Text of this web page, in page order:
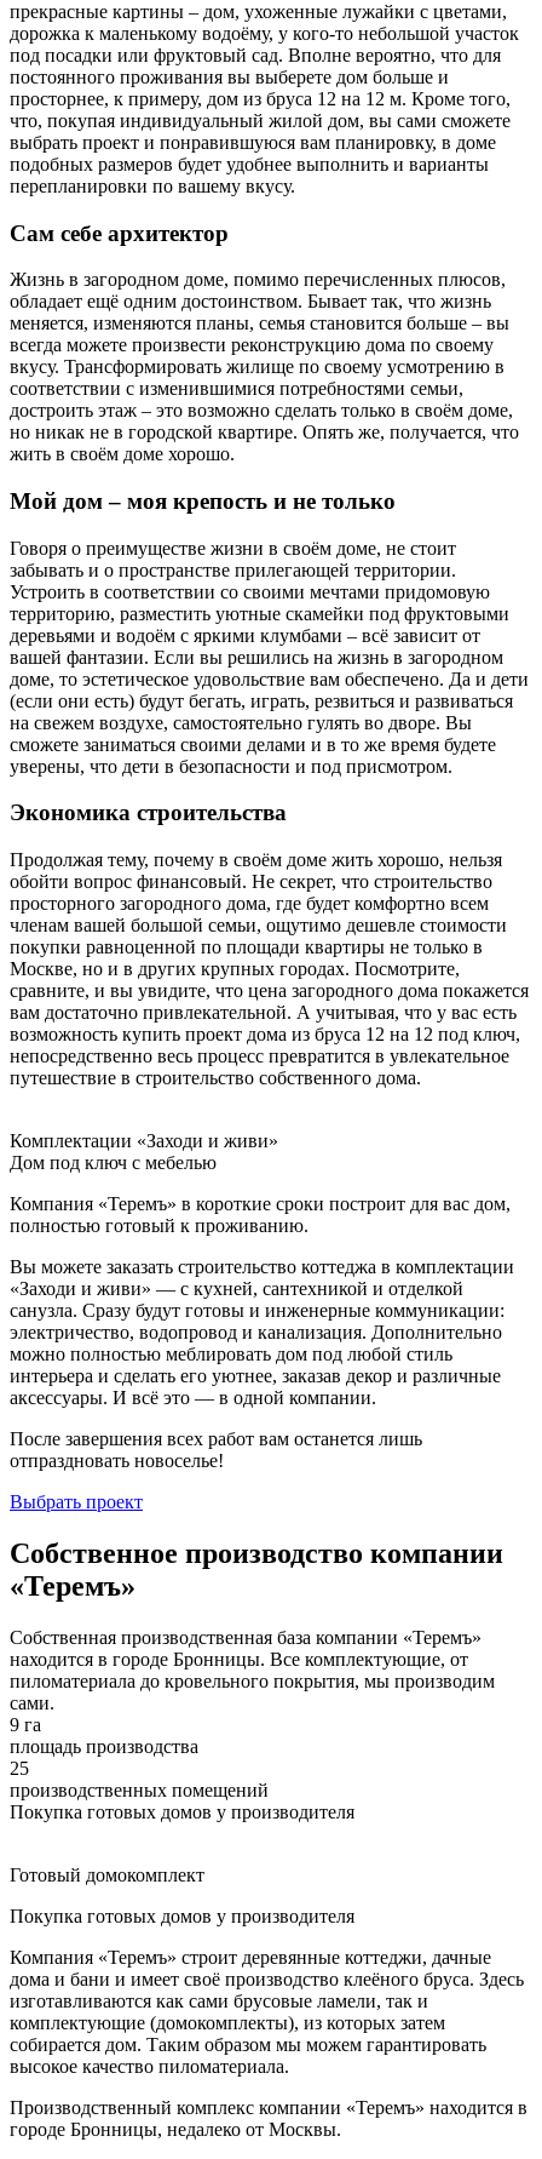
прекрасные картины ‒ дом, ухоженные лужайки с цветами,
дорожка к маленькому водоёму, у кого-то небольшой участок
под посадки или фруктовый сад. Вполне вероятно, что для
постоянного проживания вы выберете дом больше и
просторнее, к примеру, дом из бруса 12 на 12 м. Кроме того,
что, покупая индивидуальный жилой дом, вы сами сможете
выбрать проект и понравившуюся вам планировку, в доме
подобных размеров будет удобнее выполнить и варианты
перепланировки по вашему вкусу.
Сам себе архитектор
Жизнь в загородном доме, помимо перечисленных плюсов,
обладает ещё одним достоинством. Бывает так, что жизнь
меняется, изменяются планы, семья становится больше ‒ вы
всегда можете произвести реконструкцию дома по своему
вкусу. Трансформировать жилище по своему усмотрению в
соответствии с изменившимися потребностями семьи,
достроить этаж ‒ это возможно сделать только в своём доме,
но никак не в городской квартире. Опять же, получается, что
жить в своём доме хорошо.
Мой дом ‒ моя крепость и не только
Говоря о преимуществе жизни в своём доме, не стоит
забывать и о пространстве прилегающей территории.
Устроить в соответствии со своими мечтами придомовую
территорию, разместить уютные скамейки под фруктовыми
деревьями и водоём с яркими клумбами ‒ всё зависит от
вашей фантазии. Если вы решились на жизнь в загородном
доме, то эстетическое удовольствие вам обеспечено. Да и дети
(если они есть) будут бегать, играть, резвиться и развиваться
на свежем воздухе, самостоятельно гулять во дворе. Вы
сможете заниматься своими делами и в то же время будете
уверены, что дети в безопасности и под присмотром.
Экономика строительства
Продолжая тему, почему в своём доме жить хорошо, нельзя
обойти вопрос финансовый. Не секрет, что строительство
просторного загородного дома, где будет комфортно всем
членам вашей большой семьи, ощутимо дешевле стоимости
покупки равноценной по площади квартиры не только в
Москве, но и в других крупных городах. Посмотрите,
сравните, и вы увидите, что цена загородного дома покажется
вам достаточно привлекательной. А учитывая, что у вас есть
возможность купить проект дома из бруса 12 на 12 под ключ,
непосредственно весь процесс превратится в увлекательное
путешествие в строительство собственного дома.
Комплектации «Заходи и живи»
Дом под ключ с мебелью
Компания «Теремъ» в короткие сроки построит для вас дом,
полностью готовый к проживанию.
Вы можете заказать строительство коттеджа в комплектации
«Заходи и живи» — с кухней, сантехникой и отделкой
санузла. Сразу будут готовы и инженерные коммуникации:
электричество, водопровод и канализация. Дополнительно
можно полностью меблировать дом под любой стиль
интерьера и сделать его уютнее, заказав декор и различные
аксессуары. И всё это — в одной компании.
После завершения всех работ вам останется лишь
отпраздновать новоселье!
Выбрать проект
Собственное производство компании
«Теремъ»
Собственная производственная база компании «Теремъ»
находится в городе Бронницы. Все комплектующие, от
пиломатериала до кровельного покрытия, мы производим
сами.
9 га
площадь производства
25
производственных помещений
Покупка готовых домов у производителя
Готовый домокомплект
Покупка готовых домов у производителя
Компания «Теремъ» строит деревянные коттеджи, дачные
дома и бани и имеет своё производство клеёного бруса. Здесь
изготавливаются как сами брусовые ламели, так и
комплектующие (домокомплекты), из которых затем
собирается дом. Таким образом мы можем гарантировать
высокое качество пиломатериала.
Производственный комплекс компании «Теремъ» находится в
городе Бронницы, недалеко от Москвы.